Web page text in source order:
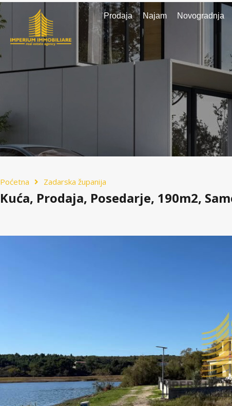
Prodaja Najam Novogradnja
Poćetna Zadarska županija
Kuća, Prodaja, Posedarje, 190m2,